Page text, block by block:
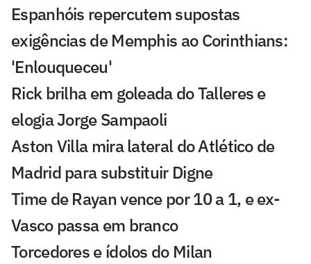
Espanhóis repercutem supostas
exigências de Memphis ao Corinthians:
'Enlouqueceu'
Rick brilha em goleada do Talleres e
elogia Jorge Sampaoli
Aston Villa mira lateral do Atlético de
Madrid para substituir Digne
Time de Rayan vence por 10 a 1, e ex-
Vasco passa em branco
Torcedores e ídolos do Milan